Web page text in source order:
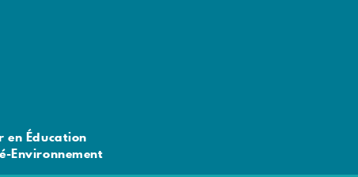
en Éducation
Environnement